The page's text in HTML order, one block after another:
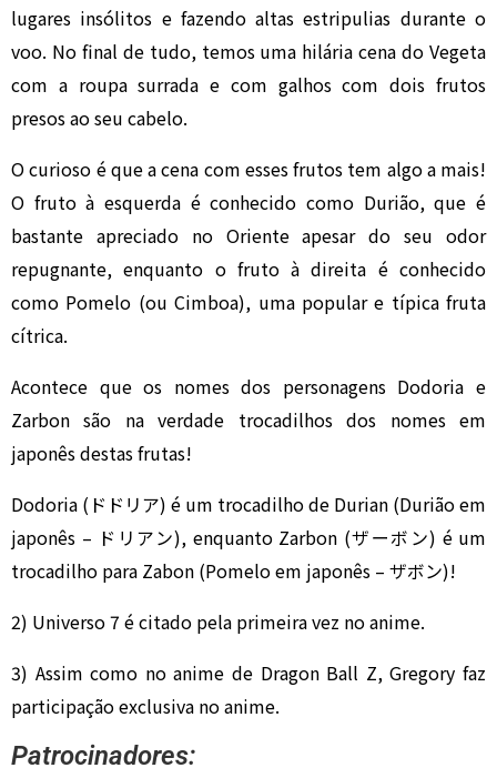
lugares insólitos e fazendo altas estripulias durante o
voo. No final de tudo, temos uma hilária cena do Vegeta
com a roupa surrada e com galhos com dois frutos
presos ao seu cabelo.
O curioso é que a cena com esses frutos tem algo a mais!
O fruto à esquerda é conhecido como Durião, que é
bastante apreciado no Oriente apesar do seu odor
repugnante, enquanto o fruto à direita é conhecido
como Pomelo (ou Cimboa), uma popular e típica fruta
cítrica.
Acontece que os nomes dos personagens Dodoria e
Zarbon são na verdade trocadilhos dos nomes em
japonês destas frutas!
Dodoria (ドドリア) é um trocadilho de Durian (Durião em
japonês – ドリアン), enquanto Zarbon (ザーボン) é um
trocadilho para Zabon (Pomelo em japonês – ザボン)!
2) Universo 7 é citado pela primeira vez no anime.
3) Assim como no anime de Dragon Ball Z, Gregory faz
participação exclusiva no anime.
Patrocinadores: